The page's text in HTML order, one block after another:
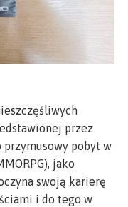
przez
przymusowy pobyt w
jako
swoją karierę
i do tego w